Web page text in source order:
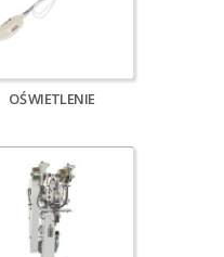
OŚWIETLENIE